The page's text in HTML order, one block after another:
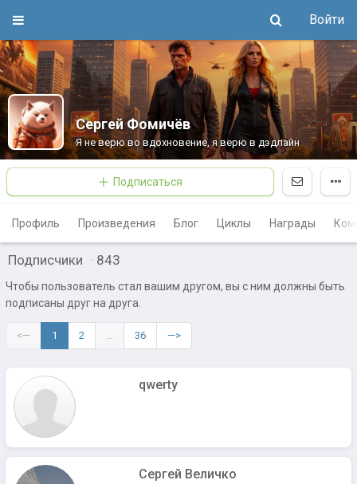
Войти
Сергей Фомичёв
Я не верю во вдохновение, я верю в дэдлайн
Подписаться
Профиль Произведения Блог Циклы Награды
Подписчики · 843
Чтобы пользователь стал вашим другом, вы с ним должны быть
подписаны друг на друга.
<— 1 2 … 36 —>
qwerty
Сергей Величко